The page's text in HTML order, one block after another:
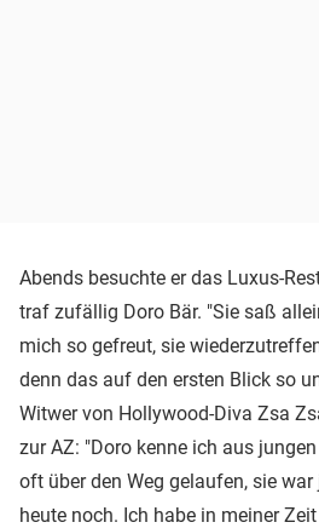
Abends besuchte er das Luxus-
traf zufällig Doro Bär. "Sie saß
mich so gefreut, sie
denn das auf den ersten Blick so
Witwer von Hollywood-Diva Zsa
zur AZ: "Doro kenne ich aus
oft über den Weg gelaufen, sie
heute noch. Ich habe in meiner